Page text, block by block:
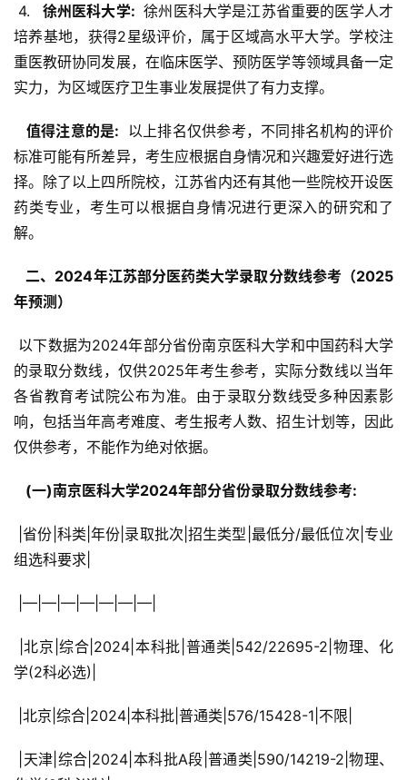
4.
  徐州医科大学:
徐州医科大学是江苏省重要的医学人才
培养基地，获得2星级评价，属于区域高水平大学。学校注
重医教研协同发展，在临床医学、预防医学等领域具备一定
实力，为区域医疗卫生事业发展提供了有力支撑。
  值得注意的是:
以上排名仅供参考，不同排名机构的评价
标准可能有所差异，考生应根据自身情况和兴趣爱好进行选
择。除了以上四所院校，江苏省内还有其他一些院校开设医
药类专业，考生可以根据自身情况进行更深入的研究和了
解。
  二、2024年江苏部分医药类大学录取分数线参考（2025
年预测）
的录取分数线，仅供2025年考生参考，实际分数线以当年
各省教育考试院公布为准。由于录取分数线受多种因素影
响，包括当年高考难度、考生报考人数、招生计划等，因此
仅供参考，不能作为绝对依据。
  (一)南京医科大学2024年部分省份录取分数线参考:
组选科要求|
|—|—|—|—|—|—|—|
学(2科必选)|
|北京|综合|2024|本科批|普通类|576/15428-1|不限|